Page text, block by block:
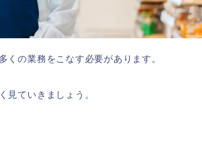
くの業務をこなす必要があります。
見ていきましょう。